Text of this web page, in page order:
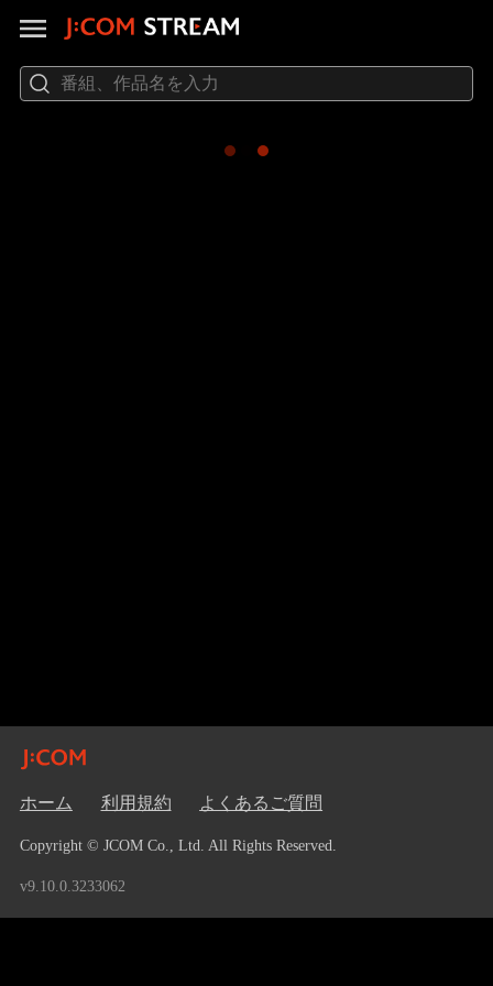
ホーム 利用規約 よくあるご質問
Copyright © JCOM Co., Ltd. All Rights Reserved.
v9.10.0.3233062